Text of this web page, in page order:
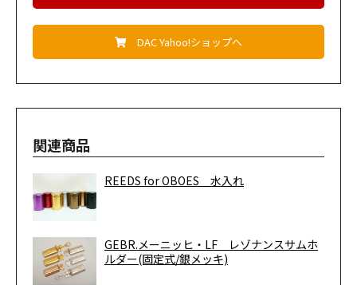
DAC Yahoo!ショップへ
関連商品
REEDS for OBOES 水入れ
GEBR.メーニッヒ・LF レゾナンスサムホ
ルダー(固定式/銀メッキ)